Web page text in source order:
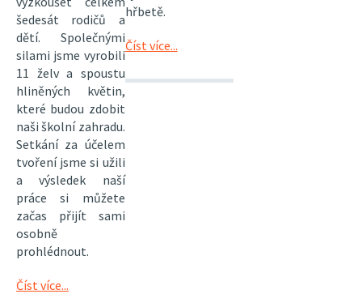
šedesát rodičů a
dětí. Společnými
silami jsme vyrobili
11 želv a spoustu
hliněných květin,
které budou zdobit
naši školní zahradu.
Setkání za účelem
tvoření jsme si užili
a výsledek naší
práce si můžete
začas přijít sami
osobně
prohlédnout.
Číst více...
hřbetě.
Číst více...